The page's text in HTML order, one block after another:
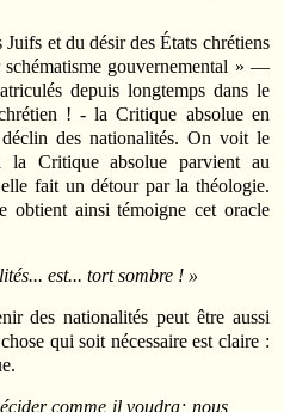
et du désir des États chrétiens
gouvernemental » —
depuis longtemps dans le
! - la Critique absolue en
des nationalités. On voit le
la Critique absolue parvient au
fait un détour par la théologie.
obtient ainsi témoigne cet oracle
est... tort sombre ! »
des nationalités peut être aussi
qui soit nécessaire est claire :
comme il voudra; nous